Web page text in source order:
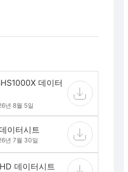
데이터
년 8월 5일
이터시트
년 7월 30일
데이터시트